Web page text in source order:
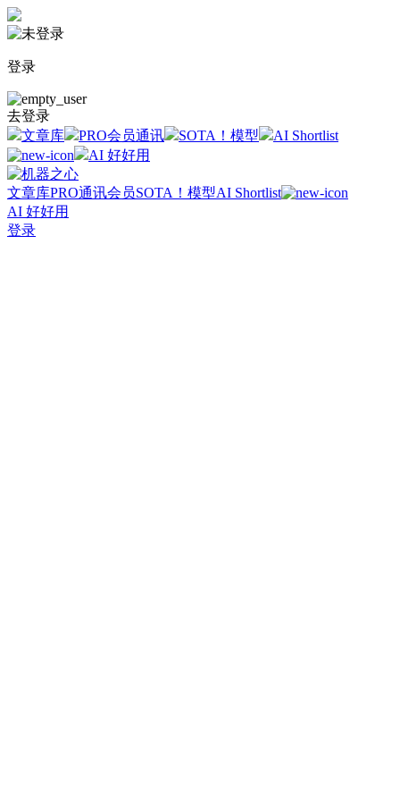
登录
去登录
文章库
PRO会员通讯 SOTA！模型
AI Shortlist
AI 好好用
文章库PRO通讯会员SOTA！模型AI Shortlist
AI 好好用
登录